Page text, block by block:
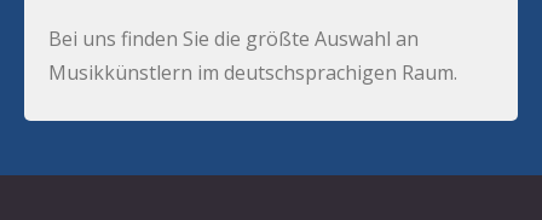
Bei uns finden Sie die größte Auswahl an
Musikkünstlern im deutschsprachigen Raum.